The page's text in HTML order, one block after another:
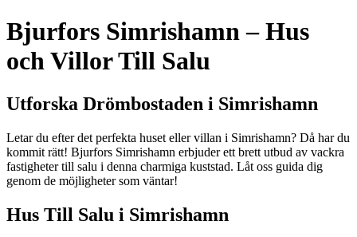
Bjurfors Simrishamn – Hus
och Villor Till Salu
Utforska Drömbostaden i Simrishamn
Letar du efter det perfekta huset eller villan i Simrishamn? Då har du
kommit rätt! Bjurfors Simrishamn erbjuder ett brett utbud av vackra
fastigheter till salu i denna charmiga kuststad. Låt oss guida dig
genom de möjligheter som väntar!
Hus Till Salu i Simrishamn